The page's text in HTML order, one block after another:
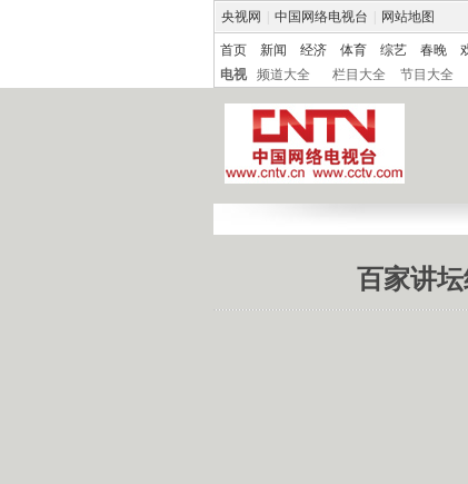
央视网 中国网络电视台 网站地图
首页 新闻 经济 体育 综艺 春晚
电视
频道大全 栏目大全 节目大全
百家讲